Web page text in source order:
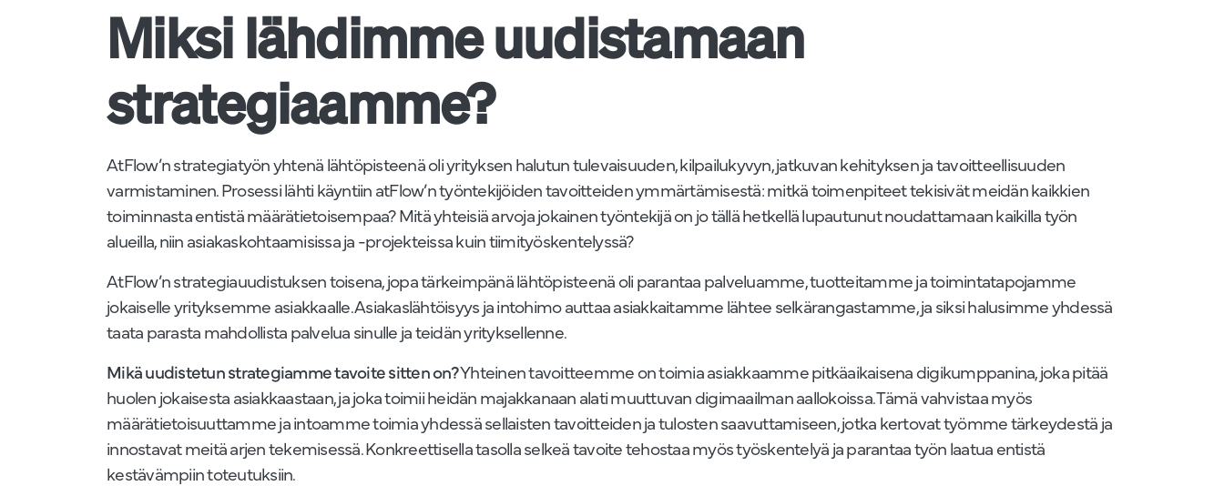
Miksi lähdimme uudistamaan
strategiaamme?
AtFlow’n strategiatyön yhtenä lähtöpisteenä oli yrityksen halutun tulevaisuuden, kilpailukyvyn, jatkuvan kehityksen ja tavoitteellisuuden
varmistaminen. Prosessi lähti käyntiin atFlow’n työntekijöiden tavoitteiden ymmärtämisestä: mitkä toimenpiteet tekisivät meidän kaikkien
toiminnasta entistä määrätietoisempaa? Mitä yhteisiä arvoja jokainen työntekijä on jo tällä hetkellä lupautunut noudattamaan kaikilla työn
alueilla, niin asiakaskohtaamisissa ja -projekteissa kuin tiimityöskentelyssä?
AtFlow’n strategiauudistuksen toisena, jopa tärkeimpänä lähtöpisteenä oli parantaa palveluamme, tuotteitamme ja toimintatapojamme
jokaiselle yrityksemme asiakkaalle. Asiakaslähtöisyys ja intohimo auttaa asiakkaitamme lähtee selkärangastamme, ja siksi halusimme yhdessä
taata parasta mahdollista palvelua sinulle ja teidän yrityksellenne.
Mikä uudistetun strategiamme tavoite sitten on?Yhteinen tavoitteemme on toimia asiakkaamme pitkäaikaisena digikumppanina, joka pitää
huolen jokaisesta asiakkaastaan, ja joka toimii heidän majakkanaan alati muuttuvan digimaailman aallokoissa. Tämä vahvistaa myös
määrätietoisuuttamme ja intoamme toimia yhdessä sellaisten tavoitteiden ja tulosten saavuttamiseen, jotka kertovat työmme tärkeydestä ja
innostavat meitä arjen tekemisessä. Konkreettisella tasolla selkeä tavoite tehostaa myös työskentelyä ja parantaa työn laatua entistä
kestävämpiin toteutuksiin.